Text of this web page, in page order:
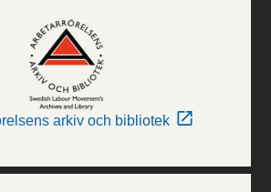
arkiv och bibliotek